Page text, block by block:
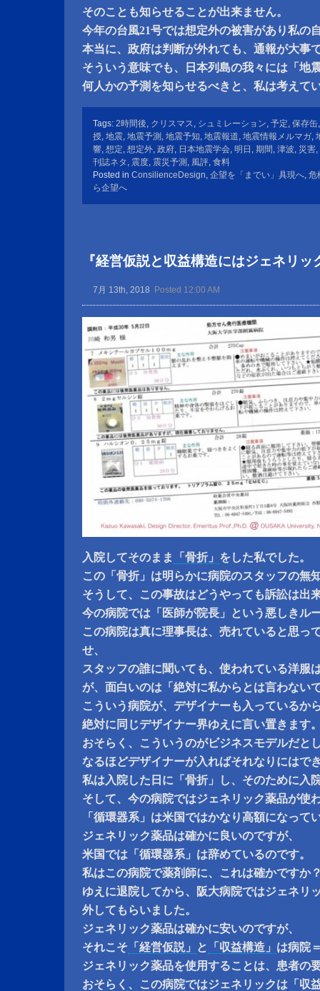
そのことも知らせることが出来ません。
今年の台風21号では想定外の被害があり私の
本当に、政府は判断が外れても、通報が大事
そういう意味でも、日本列島の我々には「地
何人かの予測を知らせるべきと、私は考えて
Tags: 2時間後, クリスマス, シュミレーション, 予定, 保存缶
授, 地震, 地震予測 , 地震予知, 地震報道, 地震情報メルマガ,
響, 想定, 想定外, 政府, 日本地震学会, 明日 , 期間 , 津波, 災害,
刊誌ネタ , 震度, 震災予測 , 風評, 食料
Posted in ConsilienceDesign, 企望を「までい」具現へ, 危
ら企望へ
『経営仮説と収益構造にはジェネリッ
7月 13th, 2018 Posted 12:00 AM
入院してそのまま 「骨折」 をした私でした。
この「骨折」は明らかに病院のスタッフの無
そうして、この事故はどうやっても訴訟は出
今の病院では「医師が院長」という悪しきル
この病院は真に理事長は、売れていると思っ
せ、
スタッフの誰に聞いても、使われている洋服
が、面白いのは「絶対に私からとは言わない
こういう病院が、デザイナーも入っているか
絶対に同じデザイナー界ゆえに言い置きます
おそらく、こういうのがビジネスモデルだと
なるほどデザイナーが入ればそれなりにはで
私は入院した日に「骨折」し、そのために入
そして、今の病院ではジェネリック薬品が使
「循環器系」は米国ではかなり高額になって
ジェネリック薬品は確かに良いのですが、
米国では「循環器系」は辞めているのです。
私はこの病院で薬剤師に、これは確かですか
ゆえに退院してから、阪大病院ではジェネリ
外してもらいました。
ジェネリック薬品は確かに安いのですが、
それこそ 「経営仮説」 と 「収益構造」 は病院
ジェネリック薬品を使用することは、患者の
おそらく、この病院ではジェネリックは「収